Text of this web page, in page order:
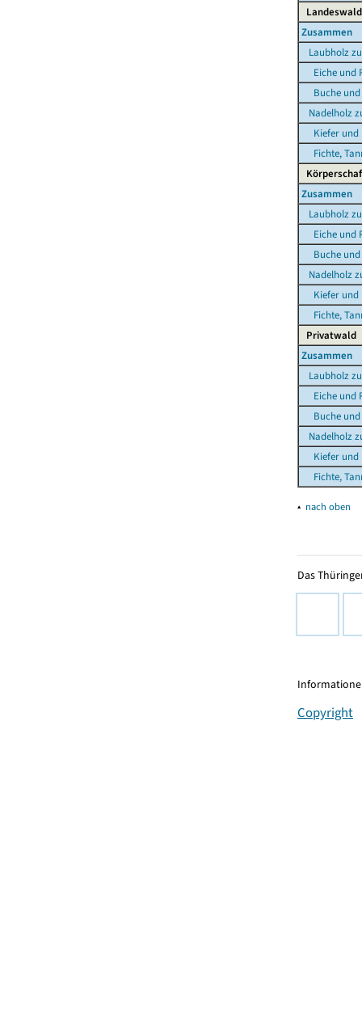
Landeswald
Zusammen
Laubholz
Eiche und
Buche und
Nadelholz
Kiefer und
Fichte,
Zusammen
Laubholz
Eiche und
Buche und
Nadelholz
Kiefer und
Fichte,
Privatwald
Zusammen
Laubholz
Eiche und
Buche und
Nadelholz
Kiefer und
Fichte,
▴ nach oben
Das
Copyright